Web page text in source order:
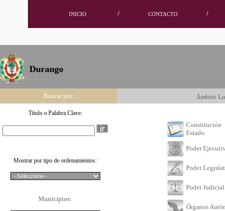
INICIO / CONTACTO /
Durango
Buscar por: Ámbito
Título o Palabra Clave:
Mostrar por tipo de ordenamientos:
Municipios:
Estado
Poder
Poder
Poder Judicial
Órganos